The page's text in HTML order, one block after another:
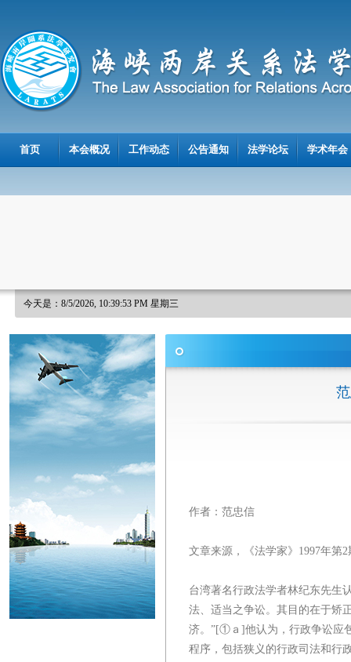
首页 本会概况 工作动态 公告通知 法学论坛 学术年会
今天是：8/5/2026, 10:39:54 PM 星期三
作者：范忠信
文章来源，《法学家》1997年第2
台湾著名行政法学者林纪东先生
法、适当之争讼。其目的在于矫
济。”[①ａ]他认为，行政争讼应
程序，包括狭义的行政司法和行